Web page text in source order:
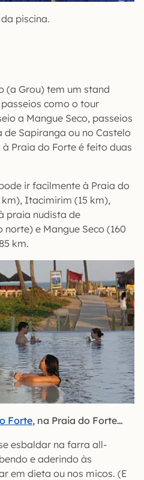
piscina.
(a Grou) tem um stand
como o tour
a Mangue Seco, passeios
Sapiranga ou no Castelo
Praia do Forte é feito duas
ir facilmente à Praia do
Itacimirim (15 km),
praia nudista de
e Mangue Seco (160
km.
Forte, na Praia do Forte…
esbaldar na farra all-
e aderindo às
em dieta ou nos micos. (E